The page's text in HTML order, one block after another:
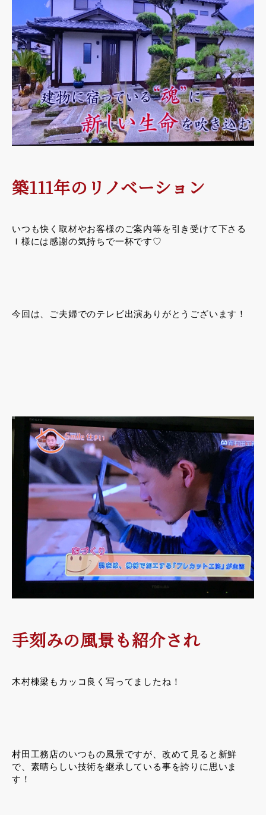
築111年のリノベーション
いつも快く取材やお客様のご案内等を引き受けて下さる
Ｉ様には感謝の気持ちで一杯です♡
今回は、ご夫婦でのテレビ出演ありがとうございます！
手刻みの風景も紹介され
木村棟梁もカッコ良く写ってましたね！
村田工務店のいつもの風景ですが、改めて見ると新鮮
で、素晴らしい技術を継承している事を誇りに思いま
す！